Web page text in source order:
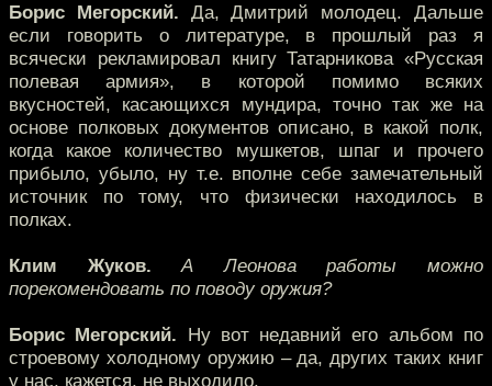
Борис Мегорский. Да, Дмитрий молодец. Дальше
если говорить о литературе, в прошлый раз я
всячески рекламировал книгу Татарникова «Русская
полевая армия», в которой помимо всяких
вкусностей, касающихся мундира, точно так же на
основе полковых документов описано, в какой полк,
когда какое количество мушкетов, шпаг и прочего
прибыло, убыло, ну т.е. вполне себе замечательный
источник по тому, что физически находилось в
полках.
Клим Жуков. А Леонова работы можно
порекомендовать по поводу оружия?
Борис Мегорский. Ну вот недавний его альбом по
строевому холодному оружию – да, других таких книг
у нас, кажется, не выходило.